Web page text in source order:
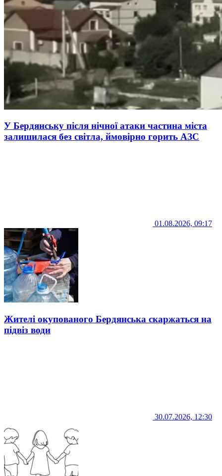
У Бердянську після нічної атаки частина міста
залишилася без світла, ймовірно горить АЗС
01.08.2026, 09:17
Жителі окупованого Бердянська скаржаться на
підвіз води
30.07.2026, 12:30